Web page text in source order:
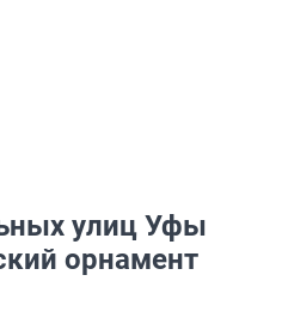
улиц Уфы
орнамент